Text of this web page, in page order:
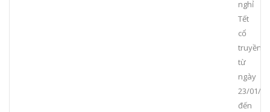
nghỉ
Tết
cổ
truyền
từ
ngày
23/01/
đến